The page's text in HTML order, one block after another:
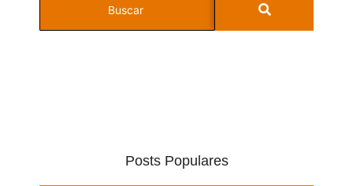
Posts Populares